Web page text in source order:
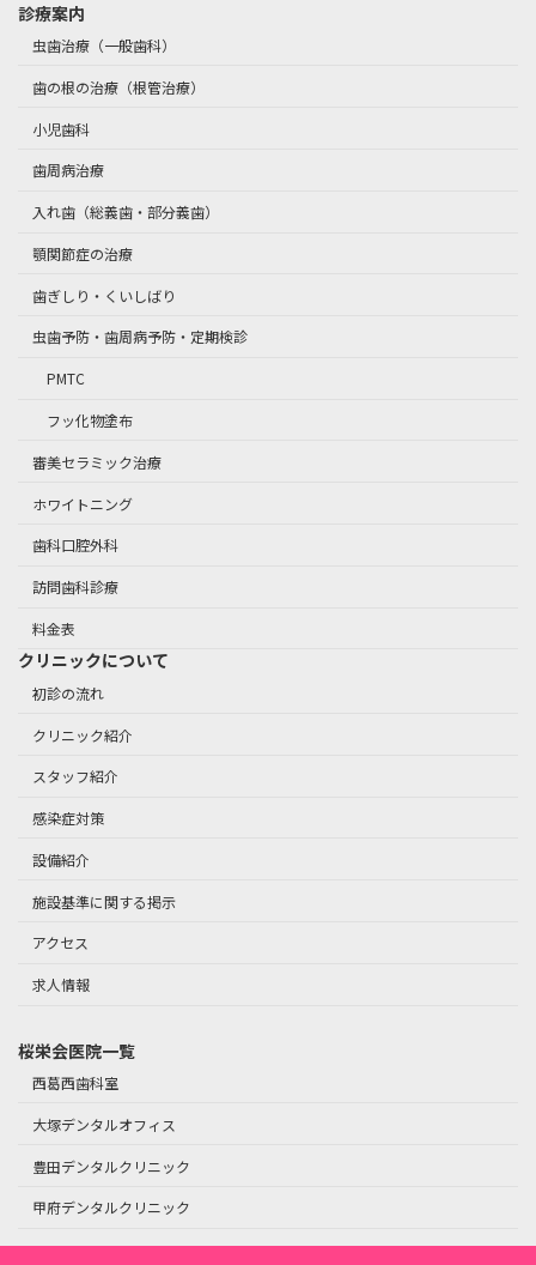
診療案内
虫歯治療（一般歯科）
歯の根の治療（根管治療）
小児歯科
歯周病治療
入れ歯（総義歯・部分義歯）
顎関節症の治療
歯ぎしり・くいしばり
虫歯予防・歯周病予防・定期検診
PMTC
フッ化物塗布
審美セラミック治療
ホワイトニング
歯科口腔外科
訪問歯科診療
料金表
クリニックについて
初診の流れ
クリニック紹介
スタッフ紹介
感染症対策
設備紹介
施設基準に関する掲示
アクセス
求人情報
桜栄会医院一覧
西葛西歯科室
大塚デンタルオフィス
豊田デンタルクリニック
甲府デンタルクリニック